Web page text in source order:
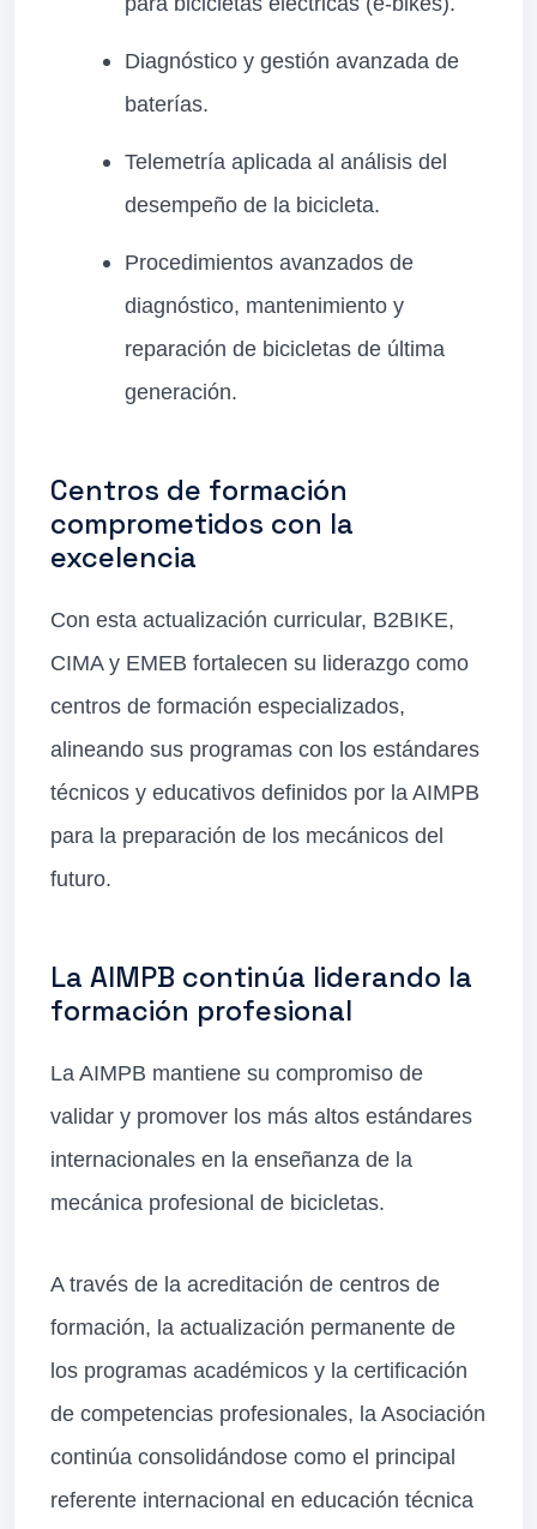
Diagnóstico y gestión avanzada de
baterías.
Telemetría aplicada al análisis del
desempeño de la bicicleta.
Procedimientos avanzados de
diagnóstico, mantenimiento y
reparación de bicicletas de última
generación.
Centros de formación
comprometidos con la
excelencia
Con esta actualización curricular, B2BIKE,
CIMA y EMEB fortalecen su liderazgo como
centros de formación especializados,
alineando sus programas con los estándares
técnicos y educativos definidos por la AIMPB
para la preparación de los mecánicos del
futuro.
La AIMPB continúa liderando la
formación profesional
La AIMPB mantiene su compromiso de
validar y promover los más altos estándares
internacionales en la enseñanza de la
mecánica profesional de bicicletas.
A través de la acreditación de centros de
formación, la actualización permanente de
los programas académicos y la certificación
de competencias profesionales, la Asociación
continúa consolidándose como el principal
referente internacional en educación técnica